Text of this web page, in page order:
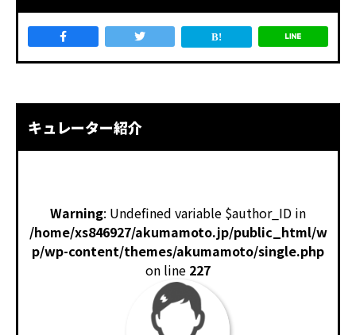
キュレーター紹介
Warning: Undefined variable $author_ID in
/home/xs846927/akumamoto.jp/public_html/w
p/wp-content/themes/akumamoto/single.php
on line 227